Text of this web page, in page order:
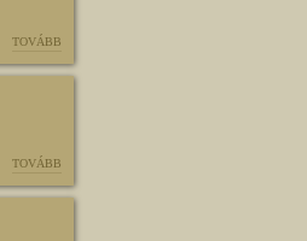
TOVÁBB
TOVÁBB